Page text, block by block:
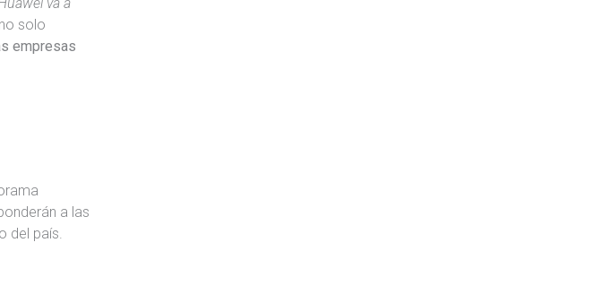
solo
empresas
a las
del país.